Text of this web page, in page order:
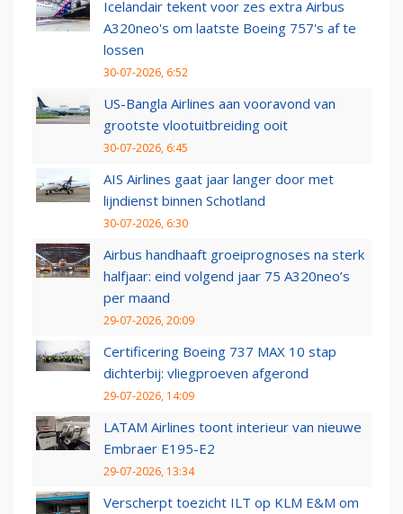
Icelandair tekent voor zes extra Airbus
A320neo's om laatste Boeing 757's af te
lossen
30-07-2026, 6:52
US-Bangla Airlines aan vooravond van
grootste vlootuitbreiding ooit
30-07-2026, 6:45
AIS Airlines gaat jaar langer door met
lijndienst binnen Schotland
30-07-2026, 6:30
Airbus handhaaft groeiprognoses na sterk
halfjaar: eind volgend jaar 75 A320neo’s
per maand
29-07-2026, 20:09
Certificering Boeing 737 MAX 10 stap
dichterbij: vliegproeven afgerond
29-07-2026, 14:09
LATAM Airlines toont interieur van nieuwe
Embraer E195-E2
29-07-2026, 13:34
Verscherpt toezicht ILT op KLM E&M om